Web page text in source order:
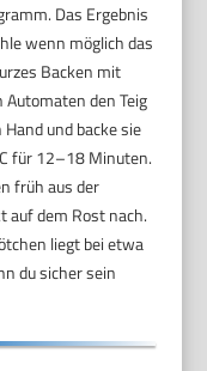
Das Ergebnis
wenn möglich das
Backen mit
den Teig
und backe sie
für 12–18 Minuten.
früh aus der
auf dem Rost nach.
liegt bei etwa
du sicher sein